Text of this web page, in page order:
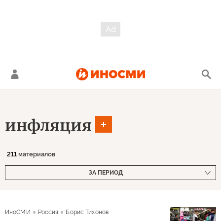
инфляция
211 материалов
ЗА ПЕРИОД
ИноСМИ Россия Борис Тихонов